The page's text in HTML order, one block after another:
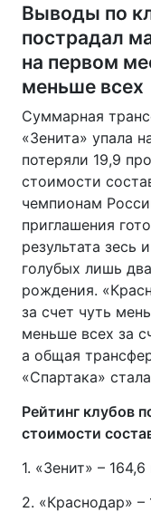
Выводы по
пострадал
на первом
меньше всех
Суммарная
«Зенита» упала
потеряли 19,9
стоимости
чемпионам
приглашения
результата зесь
голубых лишь
рождения.
за счет чуть
меньше всех за
а общая
«Спартака»
Рейтинг клубов
стоимости
1. «Зенит» –
2. «Краснодар» –